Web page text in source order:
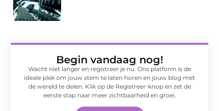
Begin vandaag nog!
Wacht niet langer en registreer je nu. Ons platform is de
ideale plek om jouw stem te laten horen en jouw blog met
de wereld te delen. Klik op de Registreer-knop en zet de
eerste stap naar meer zichtbaarheid en groei.